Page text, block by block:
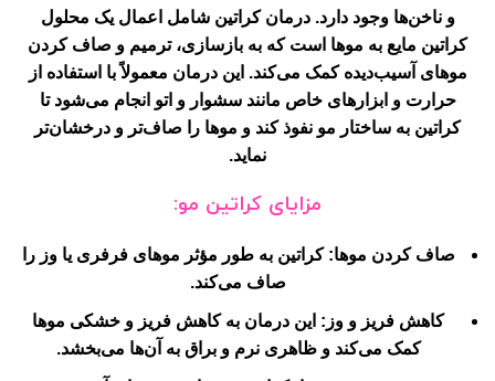
و ناخن‌ها وجود دارد. درمان کراتین شامل اعمال یک محلول
کراتین مایع به موها است که به بازسازی، ترمیم و صاف کردن
موهای آسیب‌دیده کمک می‌کند. این درمان معمولاً با استفاده از
حرارت و ابزارهای خاص مانند سشوار و اتو انجام می‌شود تا
کراتین به ساختار مو نفوذ کند و موها را صاف‌تر و درخشان‌تر
نماید.
مزایای کراتین مو:
صاف کردن موها: کراتین به طور مؤثر موهای فرفری یا وز را
صاف می‌کند.
کاهش فریز و وز: این درمان به کاهش فریز و خشکی موها
کمک می‌کند و ظاهری نرم و براق به آن‌ها می‌بخشد.